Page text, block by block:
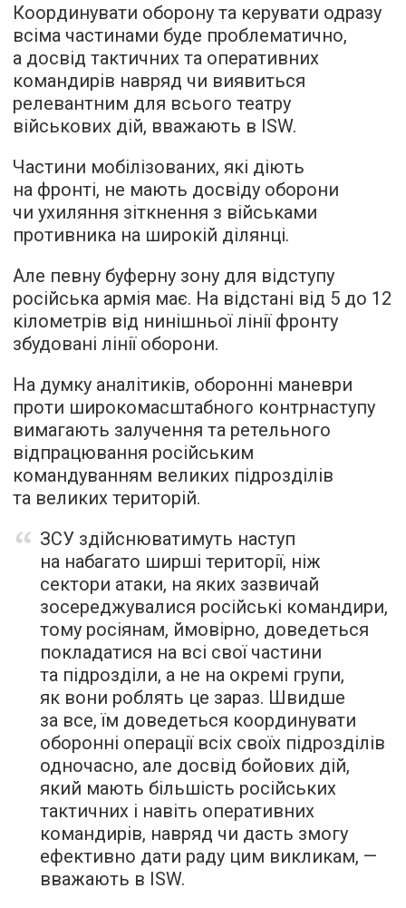
Координувати оборону та керувати одразу
всіма частинами буде проблематично,
а досвід тактичних та оперативних
командирів навряд чи виявиться
релевантним для всього театру
військових дій, вважають в ISW.
Частини мобілізованих, які діють
на фронті, не мають досвіду оборони
чи ухиляння зіткнення з військами
противника на широкій ділянці.
Але певну буферну зону для відступу
російська армія має. На відстані від 5 до 12
кілометрів від нинішньої лінії фронту
збудовані лінії оборони.
На думку аналітиків, оборонні маневри
проти широкомасштабного контрнаступу
вимагають залучення та ретельного
відпрацювання російським
командуванням великих підрозділів
та великих територій.
ЗСУ здійснюватимуть наступ
на набагато ширші території, ніж
сектори атаки, на яких зазвичай
зосереджувалися російські командири,
тому росіянам, ймовірно, доведеться
покладатися на всі свої частини
та підрозділи, а не на окремі групи,
як вони роблять це зараз. Швидше
за все, їм доведеться координувати
оборонні операції всіх своїх підрозділів
одночасно, але досвід бойових дій,
який мають більшість російських
тактичних і навіть оперативних
командирів, навряд чи дасть змогу
ефективно дати раду цим викликам, —
вважають в ISW.